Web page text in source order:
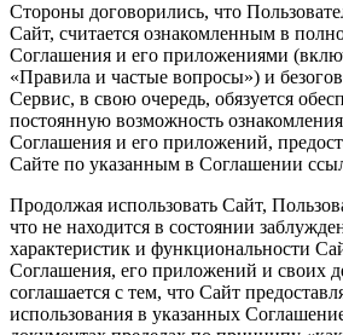
Стороны договорились, что
Сайт, считается ознакомленным в
Соглашения и его приложениями
«Правила и частые вопросы») и
Сервис, в свою очередь, обязуется
постоянную возможность
Соглашения и его приложений,
Сайте по указанным в Соглашении
Продолжая использовать Сайт,
что не находится в состоянии
характеристик и функциональности
Соглашения, его приложений и своих
соглашается с тем, что Сайт
использования в указанных